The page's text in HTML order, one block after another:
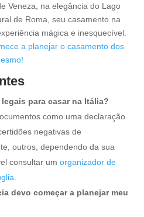
Veneza, na elegância do Lago
de Roma, seu casamento na
mágica e inesquecível.
a planejar o casamento dos
para casar na Itália?
como uma declaração
negativas de
outros, dependendo da sua
consultar umorganizador de
devo começar a planejar meu